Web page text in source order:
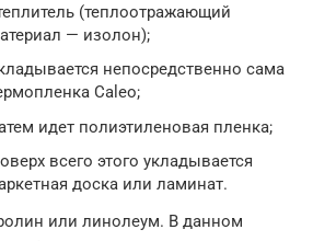
(теплоотражающий
— изолон);
непосредственно сама
Caleo;
идет полиэтиленовая пленка;
всего этого укладывается
доска или ламинат.
или линолеум. В данном